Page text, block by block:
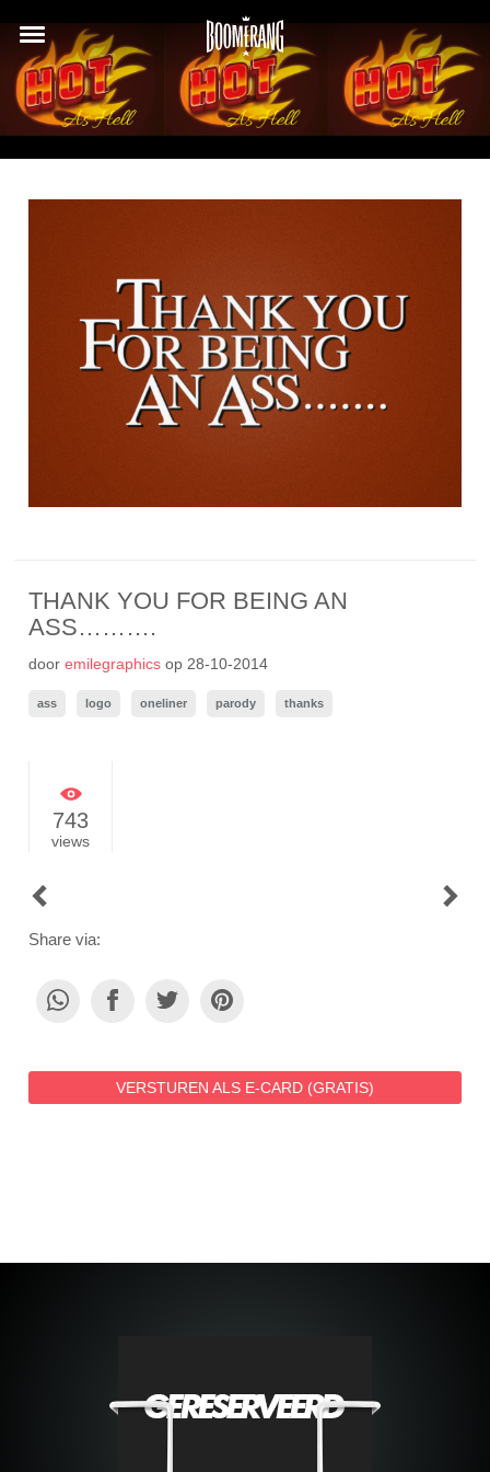
THANK YOU FOR BEING AN
ASS……….
dooremilegraphics op 28-10-2014
ass logo oneliner parody thanks
743
views
POST
Share via:
VERSTUREN ALS E-CARD (GRATIS)